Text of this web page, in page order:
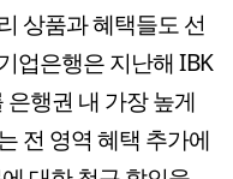
상품과 혜택들도 선
업은행은 지난해 IBK
행권 내 가장 높게
전 영역 혜택 추가에